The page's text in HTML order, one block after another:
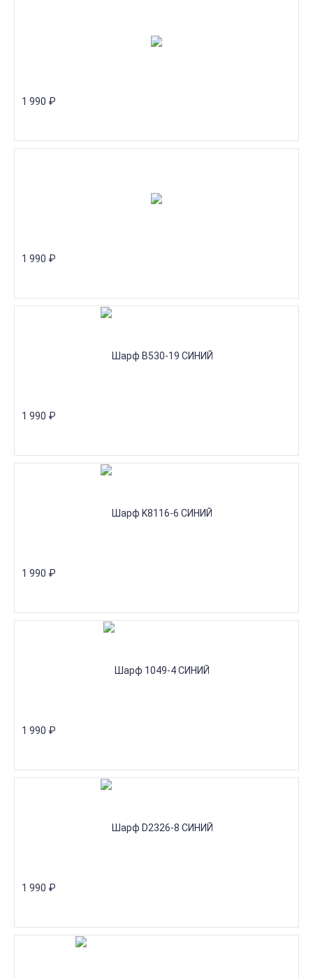
1 990 ₽
1 990 ₽
1 990 ₽
1 990 ₽
1 990 ₽
1 990 ₽